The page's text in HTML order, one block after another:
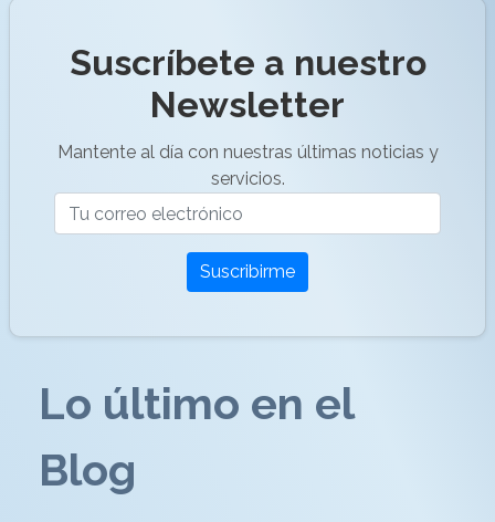
Suscríbete a nuestro
Newsletter
Mantente al día con nuestras últimas noticias y
servicios.
Suscribirme
Lo último en el
Blog